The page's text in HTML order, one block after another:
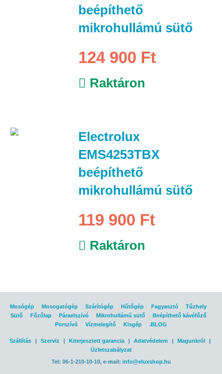
beépíthető
mikrohullámú sütő
124 900 Ft
Raktáron
Electrolux
EMS4253TBX
beépíthető
mikrohullámú sütő
119 900 Ft
Raktáron
Mosógép Mosogatógép Szárítógép Hűtőgép Fagyasztó
Tűzhely
Sütő
Főzőlap Páraelszívó Mikrohullámú sütő
Beépíthető kávéfőző
Porszívó
Vízmelegítő Kisgép .BLOG
Szállítás | Szerviz | Kiterjesztett garancia | Adatvédelem | Magunkról
|
Üzletszabályzat
Tel: 06-1-210-10-10, e-mail: info@eluxshop.hu